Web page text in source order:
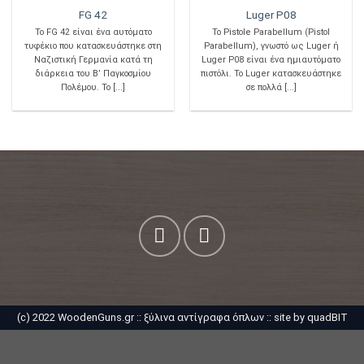
FG 42
Το FG 42 είναι ένα αυτόματο
τυφέκιο που κατασκευάστηκε στη
Ναζιστική Γερμανία κατά τη
διάρκεια του Β’ Παγκοσμίου
Πολέμου. Το [...]
Luger P08
Το Pistole Parabellum (Pistol
Parabellum), γνωστό ως Luger ή
Luger P08 είναι ένα ημιαυτόματο
πιστόλι. Το Luger κατασκευάστηκε
σε πολλά [...]
(c) 2022 WoodenGuns.gr :: ξύλινα αντίγραφα όπλων:: site by quadBIT